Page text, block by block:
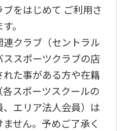
をはじめて ご利用さ
。
クラブ（セントラル
ススポーツクラブの店
た事がある方や在籍
各スポーツスクールの
エリア法人会員）は
せん。予めご了承く
Click
the
link
below
(start
automatic
translation)
to